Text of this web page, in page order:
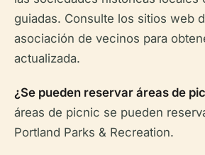
guiadas. Consulte los sitios web
asociación de vecinos para
actualizada.
¿Se pueden reservar áreas de
áreas de picnic se pueden
Portland Parks & Recreation.